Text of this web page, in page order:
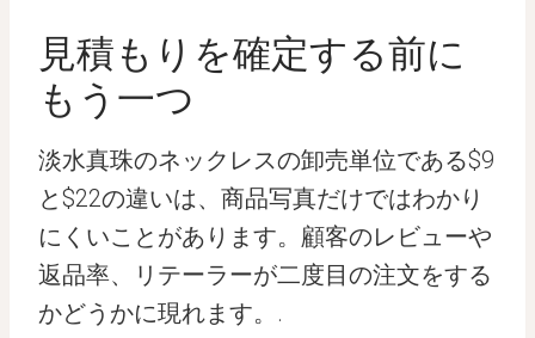
見積もりを確定する前に
もう一つ
淡水真珠のネックレスの卸売単位である$9
と$22の違いは、商品写真だけではわかり
にくいことがあります。顧客のレビューや
返品率、リテーラーが二度目の注文をする
かどうかに現れます。.